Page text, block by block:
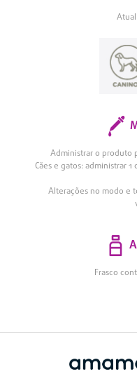
Administrar o produto
Cães e gatos: administrar
Alterações no modo e
Frasco